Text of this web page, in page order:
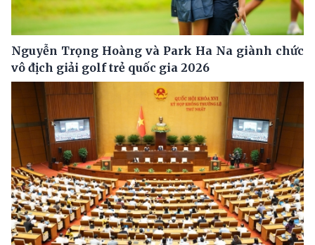
Nguyễn Trọng Hoàng và Park Ha Na giành chức
vô địch giải golf trẻ quốc gia 2026